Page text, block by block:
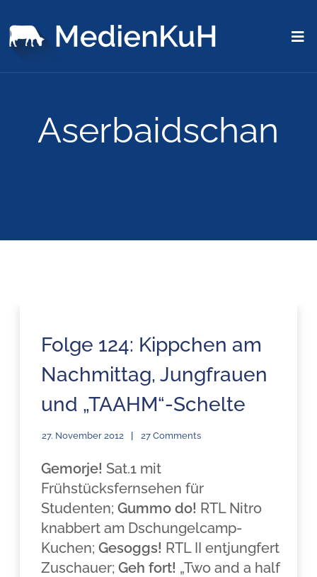
Aserbaidschan
Folge 124: Kippchen am
Nachmittag, Jungfrauen
und „TAAHM“-Schelte
27. November 2012 27 Comments
Gemorje!Sat.1 mit
Frühstücksfernsehen für
Studenten;Gummo do! RTL Nitro
knabbert am Dschungelcamp-
Kuchen;Gesoggs! RTL II entjungfert
Zuschauer;Geh fort! „Two and a half